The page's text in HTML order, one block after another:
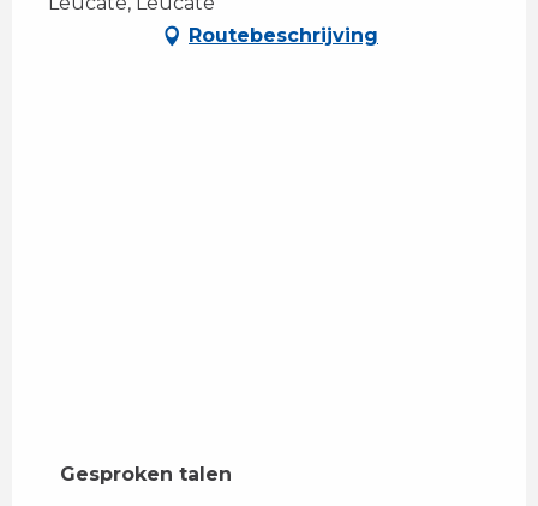
Routebeschrijving
Gesproken talen
Gesproken talen